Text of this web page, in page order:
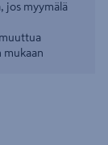
jos myymälä
mukaan